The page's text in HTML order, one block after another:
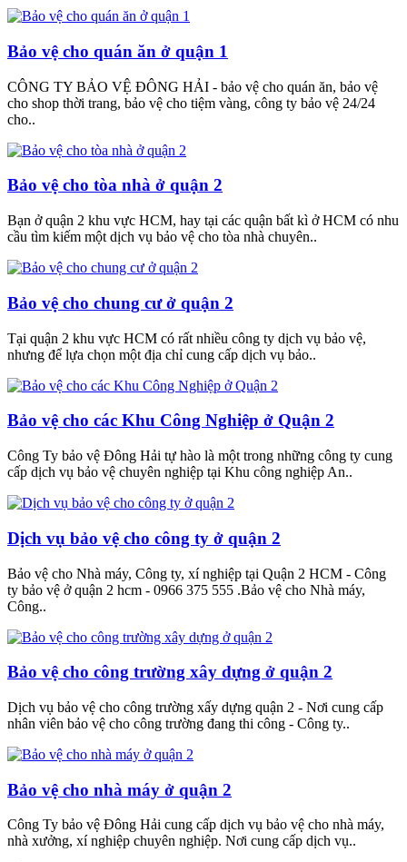
Bảo vệ cho quán ăn ở quận 1
CÔNG TY BẢO VỆ ĐÔNG HẢI - bảo vệ cho quán ăn, bảo vệ
cho shop thời trang, bảo vệ cho tiệm vàng, công ty bảo vệ 24/24
cho..
Bảo vệ cho tòa nhà ở quận 2
Bạn ở quận 2 khu vực HCM, hay tại các quận bất kì ở HCM có nhu
cầu tìm kiếm một dịch vụ bảo vệ cho tòa nhà chuyên..
Bảo vệ cho chung cư ở quận 2
Tại quận 2 khu vực HCM có rất nhiều công ty dịch vụ bảo vệ,
nhưng để lựa chọn một địa chỉ cung cấp dịch vụ bảo..
Bảo vệ cho các Khu Công Nghiệp ở Quận 2
Công Ty bảo vệ Đông Hải tự hào là một trong những công ty cung
cấp dịch vụ bảo vệ chuyên nghiệp tại Khu công nghiệp An..
Dịch vụ bảo vệ cho công ty ở quận 2
Bảo vệ cho Nhà máy, Công ty, xí nghiệp tại Quận 2 HCM - Công
ty bảo vệ ở quận 2 hcm - 0966 375 555 .Bảo vệ cho Nhà máy,
Công..
Bảo vệ cho công trường xây dựng ở quận 2
Dịch vụ bảo vệ cho công trường xấy dựng quận 2 - Nơi cung cấp
nhân viên bảo vệ cho công trường đang thi công - Công ty..
Bảo vệ cho nhà máy ở quận 2
Công Ty bảo vệ Đông Hải cung cấp dịch vụ bảo vệ cho nhà máy,
nhà xưởng, xí nghiệp chuyên nghiệp. Nơi cung cấp dịch vụ..